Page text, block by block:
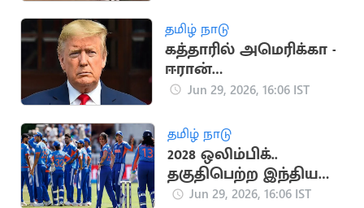
தமிழ் நாடு
கத்தாரில் அமெரிக்கா -
ஈரான்
பேச்சுவார்த்தை.. டிரம்ப்
Jun 29, 2026, 16:06 IST
தமிழ் நாடு
2028 ஒலிம்பிக்..
தகுதிபெற்ற இந்திய
மகளிர் கிரிக்கெட்
Jun 29, 2026, 16:06 IST